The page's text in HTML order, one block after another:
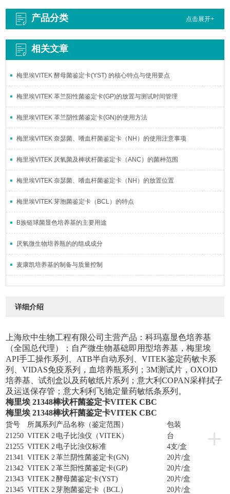
产品分类 点击展开+
相关文章
梅里埃VITEK 酵母菌鉴定卡(YST) 的核心特点与使用要点
梅里埃VITEK 革兰阳性菌鉴定卡(GP)的放置与测试时间管理
梅里埃VITEK 革兰阴性菌鉴定卡(GN)的使用方法
梅里埃VITEK 奈瑟菌、嗜血杆菌鉴定卡（NH）的使用注意事项
梅里埃VITEK 厌氧菌及棒状杆菌鉴定卡（ANC）的菌种范围
梅里埃VITEK 奈瑟菌、嗜血杆菌鉴定卡（NH）的放置位置
梅里埃VITEK 芽胞菌鉴定卡（BCL）的特点
B族链球菌显色培养基的主要用途
厌氧微生物培养瓶的的组成成分
麦康凯培养基的制备与质量控制
详细介绍
上海欣中生物工程有限公司主营产品：科玛嘉显色培养基
（全国总代理）；自产微生物基础即用型培养基，梅里埃
API手工操作系列、ATB半自动系列、VITEK鉴定药敏卡系
列、VIDAS免疫系列，血培养瓶系列；3M测试片，OXOID
培养基、试剂盒以及药敏纸片系列；意大利COPAN采样拭子
及运送保存管；意大利利飞驰定量药敏纸条系列。
梅里埃 21348棒状杆菌鉴定卡VITEK CBC
梅里埃 21348棒状杆菌鉴定卡VITEK CBC
+
货号 所属系列 产品名称（鉴定范围）
包装
21250 VITEK 2 电子比浊仪（VITEK）
台
21255 VITEK 2 电子比浊仪标准
4支/盒
21341
VITEK 2 革兰阴性菌鉴定卡(GN)
20片/盒
21342 VITEK 2 革兰阳性菌鉴定卡(GP)
20片/盒
21343 VITEK 2 酵母菌鉴定卡(YST)
20片/盒
21345 VITEK 2 芽胞菌鉴定卡（BCL）
20片/盒